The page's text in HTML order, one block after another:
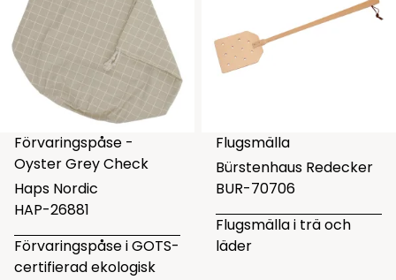
Förvaringspåse -
Oyster Grey Check
Haps Nordic
HAP-26881
Förvaringspåse i GOTS-
certifierad ekologisk
Flugsmälla
Bürstenhaus Redecker
BUR-70706
Flugsmälla i trä och
läder